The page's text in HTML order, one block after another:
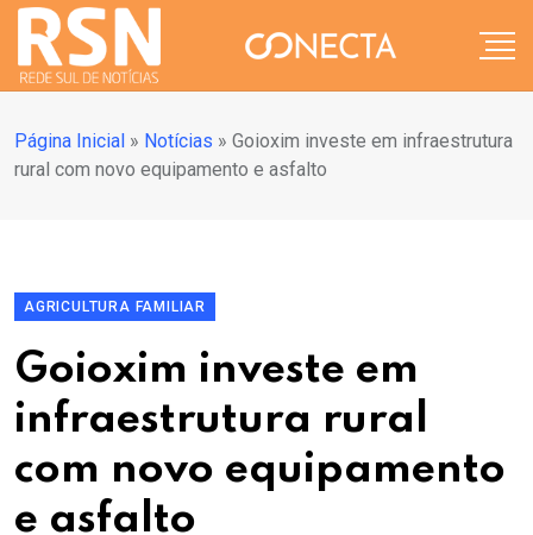
Página Inicial » Notícias » Goioxim investe em infraestrutura
rural com novo equipamento e asfalto
AGRICULTURA FAMILIAR
Goioxim investe em
infraestrutura rural
com novo equipamento
e asfalto